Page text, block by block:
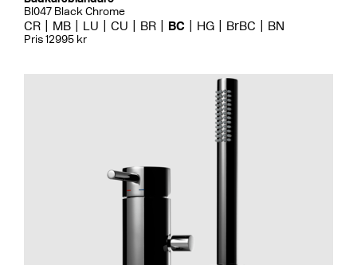
BI047 Black Chrome
CR MB LU CU BR BC HG BrBC BN
Pris 12995 kr